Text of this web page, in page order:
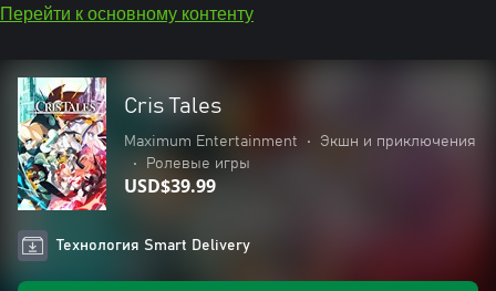
Перейти к основному контенту
Cris Tales
Maximum Entertainment •
Экшн и приключения
•
Ролевые игры
USD$39.99
Технология Smart Delivery